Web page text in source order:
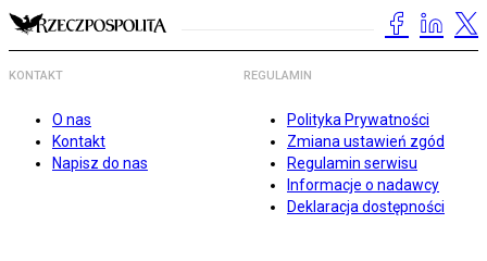
KONTAKT
O nas
Kontakt
Napisz do nas
REGULAMIN
Polityka Prywatności
Zmiana ustawień zgód
Regulamin serwisu
Informacje o nadawcy
Deklaracja dostępności